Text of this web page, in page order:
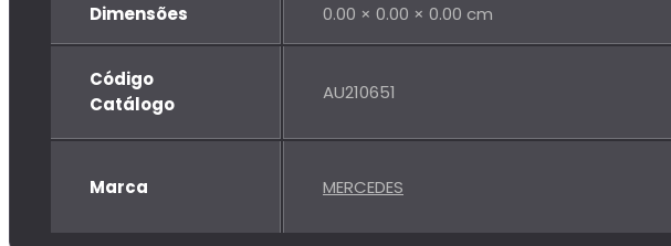
Dimensões 0.00 × 0.00 × 0.00 cm
Código
Catálogo
AU210651
Marca MERCEDES